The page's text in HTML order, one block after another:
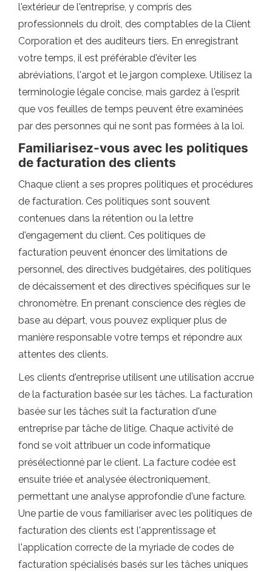
l'extérieur de l'entreprise, y compris des
professionnels du droit, des comptables de la Client
Corporation et des auditeurs tiers. En enregistrant
votre temps, il est préférable d'éviter les
abréviations, l'argot et le jargon complexe. Utilisez la
terminologie légale concise, mais gardez à l'esprit
que vos feuilles de temps peuvent être examinées
par des personnes qui ne sont pas formées à la loi.
Familiarisez-vous avec les politiques
de facturation des clients
Chaque client a ses propres politiques et procédures
de facturation. Ces politiques sont souvent
contenues dans la rétention ou la lettre
d'engagement du client. Ces politiques de
facturation peuvent énoncer des limitations de
personnel, des directives budgétaires, des politiques
de décaissement et des directives spécifiques sur le
chronomètre. En prenant conscience des règles de
base au départ, vous pouvez expliquer plus de
manière responsable votre temps et répondre aux
attentes des clients.
Les clients d'entreprise utilisent une utilisation accrue
de la facturation basée sur les tâches. La facturation
basée sur les tâches suit la facturation d'une
entreprise par tâche de litige. Chaque activité de
fond se voit attribuer un code informatique
présélectionné par le client. La facture codée est
ensuite triée et analysée électroniquement,
permettant une analyse approfondie d'une facture.
Une partie de vous familiariser avec les politiques de
facturation des clients est l'apprentissage et
l'application correcte de la myriade de codes de
facturation spécialisés basés sur les tâches uniques